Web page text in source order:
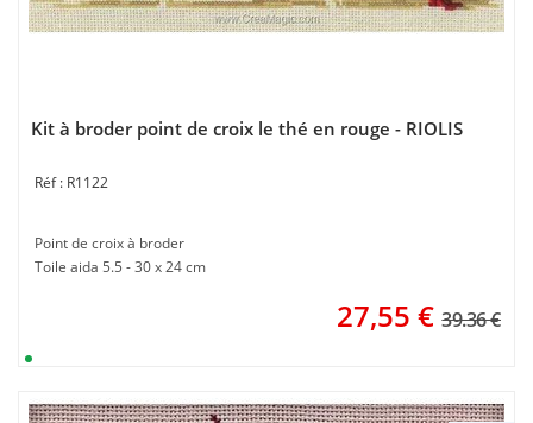
Kit à broder point de croix le thé en rouge - RIOLIS
R1122
Point de croix à broder
Toile aida 5.5 - 30 x 24 cm
27,55 € 39.36 €